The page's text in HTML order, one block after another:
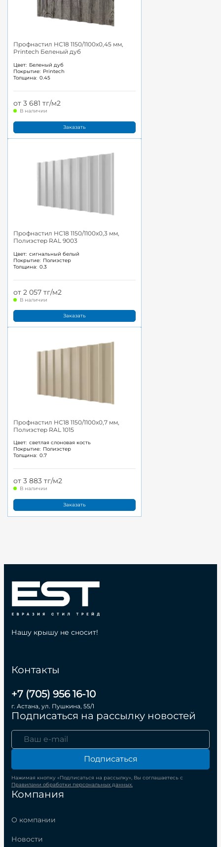
Профнастил НС18 1150/1100x0,45 мм,
Printech Беленый дуб
Цвет: Беленый дуб
Покрытие: Printech
Толщина: 0.45
от 3 681 тг/м2
В наличии
Заказать
Профнастил НС18 1150/1100x0,3 мм,
Полиэстер RAL 9003
Цвет: сигнальный белый
Покрытие: Полиэстер
Толщина: 0.3
от 2 057 тг/м2
В наличии
Заказать
Профнастил НС18 1150/1100x0,7 мм,
Полиэстер RAL 1015
Цвет: светлая слоновая кость
Покрытие: Полиэстер
Толщина: 0.7
от 3 883 тг/м2
В наличии
Заказать
Компания
О компании
Новости
Контакты
+7 (705) 956 16-10
г. Астана, ул. Пушкина, 55/1
Подписаться на рассылку новостей
Подписаться
Нажимая кнопку «Подписаться на рассылку», Вы соглашаетесь с
Правилами обработки персональных данных.
Нашу крышу не сносит!